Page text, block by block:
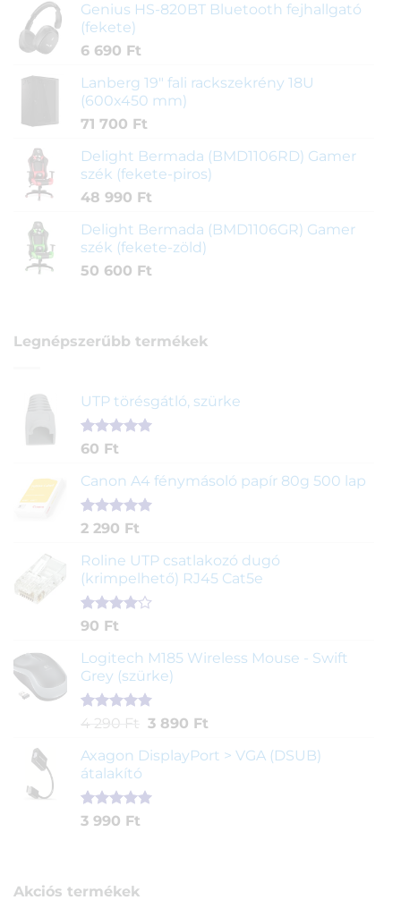
Genius HS-820BT Bluetooth fejhallgató
(fekete)
6 690 Ft
Lanberg 19" fali rackszekrény 18U
(600x450 mm)
71 700 Ft
Delight Bermada (BMD1106RD) Gamer
szék (fekete-piros)
48 990 Ft
Delight Bermada (BMD1106GR) Gamer
szék (fekete-zöld)
50 600 Ft
Legnépszerűbb termékek
UTP törésgátló, szürke
Értékelés
ből,
1
értékelés
alapján
60 Ft
Canon A4 fénymásoló papír 80g 500 lap
Értékelés
ből,
2
értékelés
alapján
2 290 Ft
Roline UTP csatlakozó dugó
(krimpelhető) RJ45 Cat5e
Értékelés
5-ből,
2
értékelés
alapján
90 Ft
Logitech M185 Wireless Mouse - Swift
Grey (szürke)
Értékelés
ből,
1
értékelés
alapján
4 290 Ft
Original
was:
290 Ft.
3 890 FtCurrent
is:
Axagon DisplayPort > VGA (DSUB)
átalakító
Értékelés
1
3 990 Ft
Akciós termékek